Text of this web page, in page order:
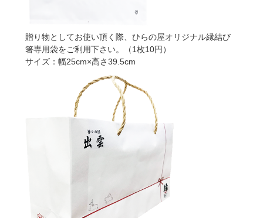
贈り物としてお使い頂く際、ひらの屋オリジナル縁結び
箸専用袋をご利用下さい。（1枚10円）
サイズ：幅25cm×高さ39.5cm